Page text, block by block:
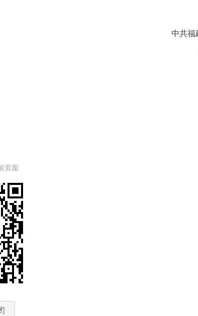
中共福
页面